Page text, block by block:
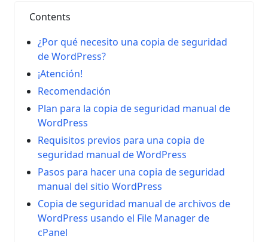
Contents
¿Por qué necesito una copia de seguridad
de WordPress?
¡Atención!
Recomendación
Plan para la copia de seguridad manual de
WordPress
Requisitos previos para una copia de
seguridad manual de WordPress
Pasos para hacer una copia de seguridad
manual del sitio WordPress
Copia de seguridad manual de archivos de
WordPress usando el File Manager de
cPanel